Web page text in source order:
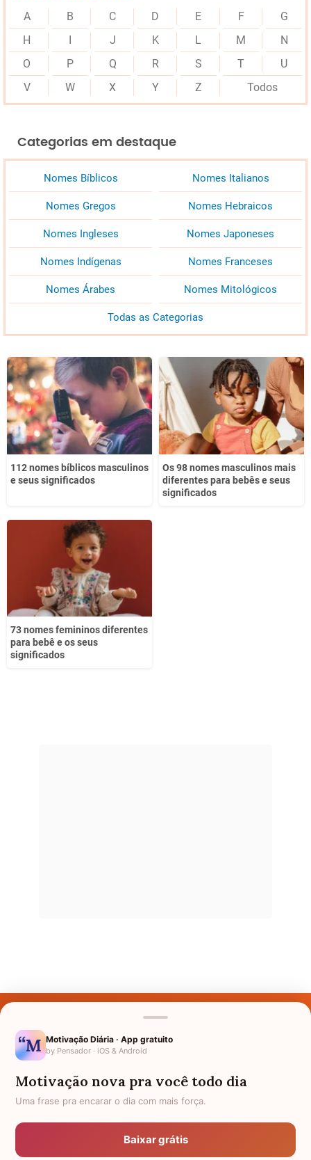
A B C D E F
G
H
J K L M
N
O
P Q R S T
U
V
W X Y Z Todos
Categorias em destaque
Nomes Bíblicos Nomes Italianos
Nomes Gregos Nomes Hebraicos
Nomes Ingleses Nomes Japoneses
Nomes Indígenas Nomes Franceses
Nomes Árabes Nomes Mitológicos
Todas as Categorias
112 nomes bíblicos masculinos
e seus significados
Os 98 nomes masculinos mais
diferentes para bebês e seus
significados
73 nomes femininos diferentes
para bebê e os seus
significados
Nomes pelo Mundo
Política de Privacidade
Anuncie
Motivação Diária · App gratuito
by Pensador · iOS & Android
Motivação nova pra você todo dia
Uma frase pra encarar o dia com mais força.
Baixar grátis